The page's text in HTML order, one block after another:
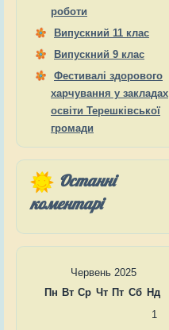
роботи
Випускний 11 клас
Випускний 9 клас
Фестивалі здорового
харчування у закладах
освіти Терешківської
громади
Останні
коментарі
Червень 2025
Пн Вт Ср Чт Пт Сб Нд
1